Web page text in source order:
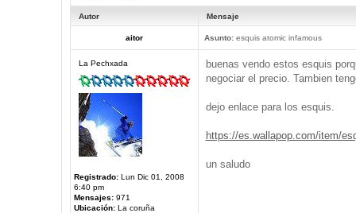
Autor Mensaje
aitor Asunto:esquis atomic infamous
La Pechxada
Registrado:Lun Dic 01, 2008
6:40 pm
Mensajes:971
Ubicación:La coruña
buenas vendo estos esquis
negociar el precio. Tambien
dejo enlace para los esquis.
https://es.wallapop.com/item/
un saludo